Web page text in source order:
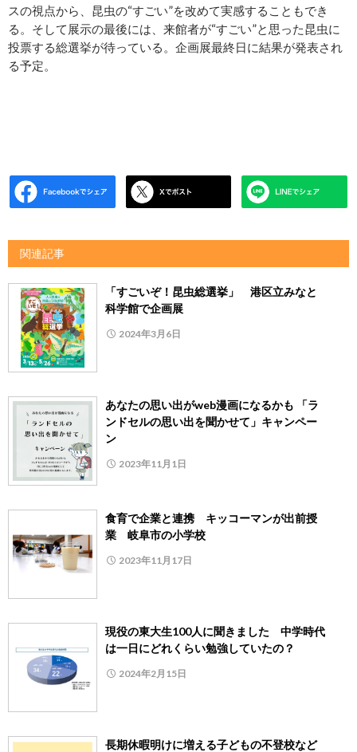
スの視点から、昆虫の“すごい”を改めて実感することもでき
る。そして展示の最後には、来館者が“すごい”と思った昆虫に
投票する総選挙が待っている。企画展最終日に結果が発表され
る予定。
関連記事
「すごいぞ！昆虫総選挙」 港区立みなと
科学館で企画展
2024年3月6日
あなたの思い出がweb漫画になるかも 「ラ
ンドセルの思い出を聞かせて」キャンペー
ン
2023年11月1日
食育で企業と連携 キッコーマンが出前授
業 岐阜市の小学校
2023年11月17日
現役の東大生100人に聞きました 中学時代
は一日にどれくらい勉強していたの？
2024年2月15日
長期休暇明けに増える子どもの不登校など